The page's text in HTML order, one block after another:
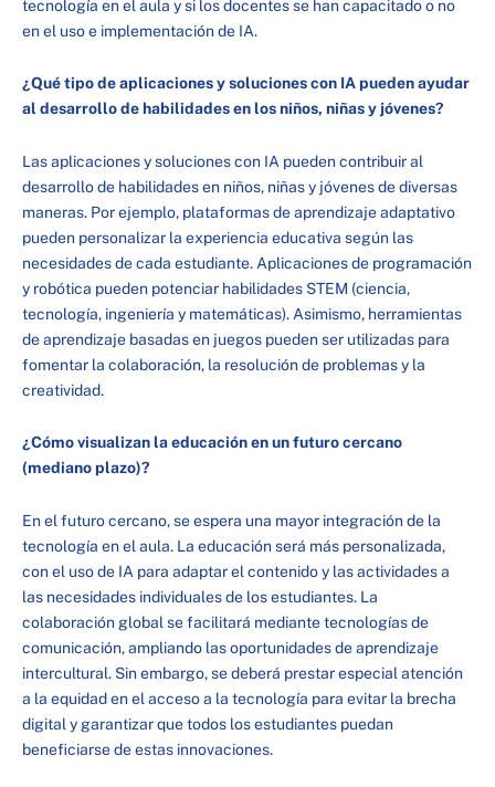
tecnología en el aula y si los docentes se han capacitado o no
en el uso e implementación de IA.
¿Qué tipo de aplicaciones y soluciones con IA pueden ayudar
al desarrollo de habilidades en los niños, niñas y jóvenes?
Las aplicaciones y soluciones con IA pueden contribuir al
desarrollo de habilidades en niños, niñas y jóvenes de diversas
maneras. Por ejemplo, plataformas de aprendizaje adaptativo
pueden personalizar la experiencia educativa según las
necesidades de cada estudiante. Aplicaciones de programación
y robótica pueden potenciar habilidades STEM (ciencia,
tecnología, ingeniería y matemáticas). Asimismo, herramientas
de aprendizaje basadas en juegos pueden ser utilizadas para
fomentar la colaboración, la resolución de problemas y la
creatividad.
¿Cómo visualizan la educación en un futuro cercano
(mediano plazo)?
En el futuro cercano, se espera una mayor integración de la
tecnología en el aula. La educación será más personalizada,
con el uso de IA para adaptar el contenido y las actividades a
las necesidades individuales de los estudiantes. La
colaboración global se facilitará mediante tecnologías de
comunicación, ampliando las oportunidades de aprendizaje
intercultural. Sin embargo, se deberá prestar especial atención
a la equidad en el acceso a la tecnología para evitar la brecha
digital y garantizar que todos los estudiantes puedan
beneficiarse de estas innovaciones.